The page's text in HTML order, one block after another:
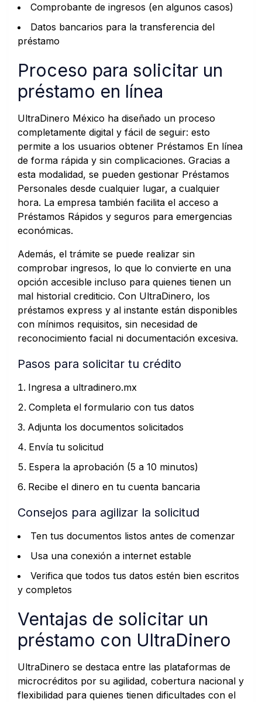
Comprobante de ingresos (en algunos casos)
Datos bancarios para la transferencia del
préstamo
Proceso para solicitar un
préstamo en línea
UltraDinero México ha diseñado un proceso
completamente digital y fácil de seguir: esto
permite a los usuarios obtener Préstamos En línea
de forma rápida y sin complicaciones. Gracias a
esta modalidad, se pueden gestionar Préstamos
Personales desde cualquier lugar, a cualquier
hora. La empresa también facilita el acceso a
Préstamos Rápidos y seguros para emergencias
económicas.
Además, el trámite se puede realizar sin
comprobar ingresos, lo que lo convierte en una
opción accesible incluso para quienes tienen un
mal historial crediticio. Con UltraDinero, los
préstamos express y al instante están disponibles
con mínimos requisitos, sin necesidad de
reconocimiento facial ni documentación excesiva.
Pasos para solicitar tu crédito
Ingresa a ultradinero.mx
Completa el formulario con tus datos
Adjunta los documentos solicitados
Envía tu solicitud
Espera la aprobación (5 a 10 minutos)
Recibe el dinero en tu cuenta bancaria
Consejos para agilizar la solicitud
Ten tus documentos listos antes de comenzar
Usa una conexión a internet estable
Verifica que todos tus datos estén bien escritos
y completos
Ventajas de solicitar un
préstamo con UltraDinero
UltraDinero se destaca entre las plataformas de
microcréditos por su agilidad, cobertura nacional y
flexibilidad para quienes tienen dificultades con el